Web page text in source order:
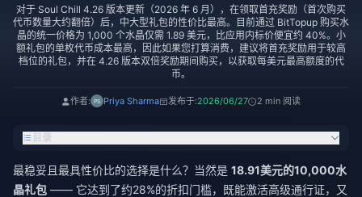
对于 Soul Chill 4.26 版本更新（2026 年 6 月），在领取首充奖励（首次购买
代币数量大约翻倍）后，中大型礼包的性价比最高。目前通过 BitTopup 购买水
晶的统一价格为 1,000 个水晶仅需 1.89 美元，比应用内标价便宜约 40%。小
额礼包的单枚代币成本最高，因此如果您打算消费，建议将首充奖励用于较高
档位的礼包，并在 4.26 版本双倍奖励期间购买，以获取每美元最高额度的代
币。
作者: Priya Sharma 发布于:2026/06/27 2 min 阅读
目录
最稳妥且最具性价比的选择是什么？当然是 18.91美元的10,000水
晶礼包 —— 它达到了约28%的折扣门槛，既能激活高级通行证，又